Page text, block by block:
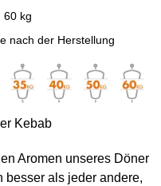
60 kg
nach der Herstellung
Kebab
Aromen unseres Döner
besser als jeder andere,